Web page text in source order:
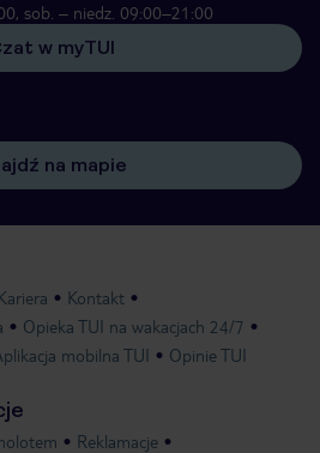
sob. – niedz. 09:00–21:00
w myTUI
na mapie
Kontakt
Opieka TUI na wakacjach 24/7
mobilna TUI Opinie TUI
Reklamacje